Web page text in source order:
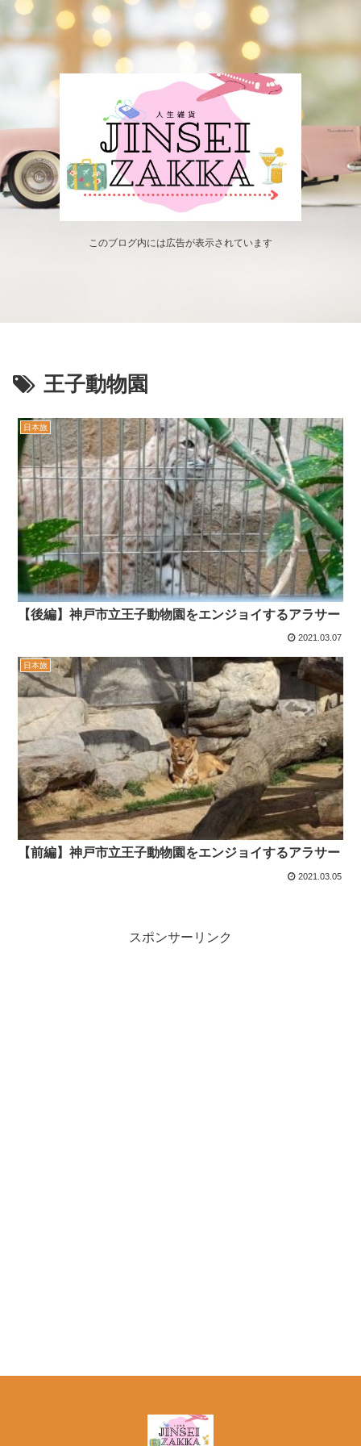
このブログ内には広告が表示されています
王子動物園
日本旅
【後編】神戸市立王子動物園をエンジョイするアラサー
2021.03.07
日本旅
【前編】神戸市立王子動物園をエンジョイするアラサー
2021.03.05
スポンサーリンク